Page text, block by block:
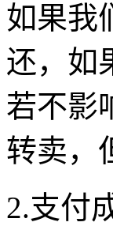
如果我
还，如
若不影
转卖，
2.支付